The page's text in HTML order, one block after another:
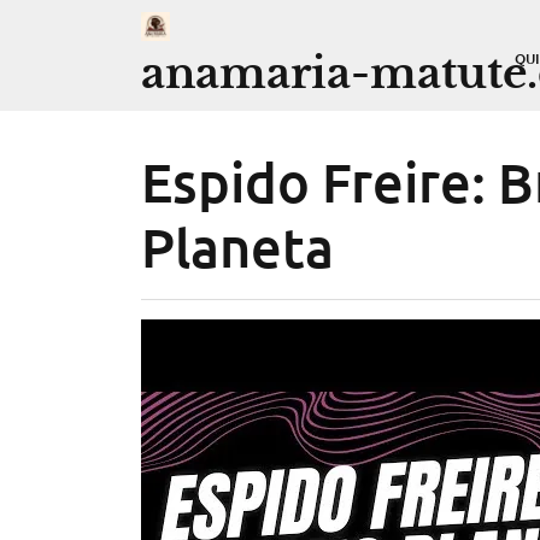
anamaria-
Espido Freire:
Planeta